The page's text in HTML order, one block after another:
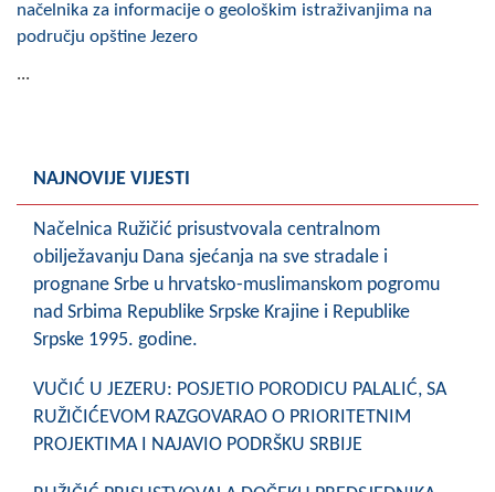
načelnika za informacije o geološkim istraživanjima na
području opštine Jezero
...
NAJNOVIJE VIJESTI
Načelnica Ružičić prisustvovala centralnom
obilježavanju Dana sjećanja na sve stradale i
prognane Srbe u hrvatsko-muslimanskom pogromu
nad Srbima Republike Srpske Krajine i Republike
Srpske 1995. godine.
VUČIĆ U JEZERU: POSJETIO PORODICU PALALIĆ, SA
RUŽIČIĆEVOM RAZGOVARAO O PRIORITETNIM
PROJEKTIMA I NAJAVIO PODRŠKU SRBIJE